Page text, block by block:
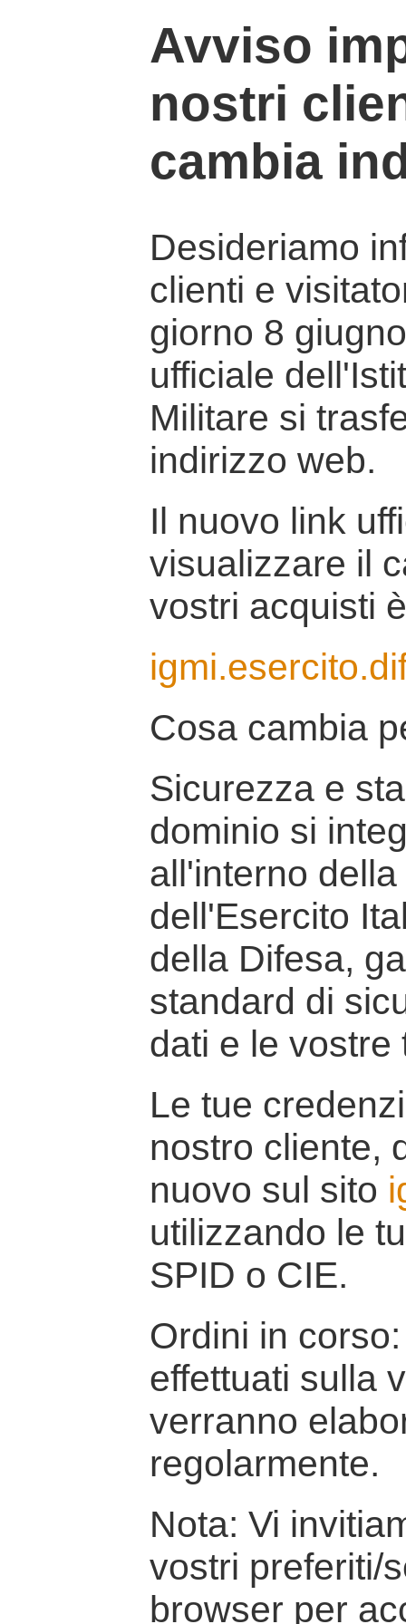
Avviso
nostri
cambia
Desideriamo
clienti e
giorno 8
ufficiale
Militare si
indirizzo web.
Il nuovo link
visualizzare il
vostri acquisti
Cosa cambia
Sicurezza e
dominio si
all'interno
dell'Esercito
della Difesa,
standard di
dati e le vostre
Le tue
nostro cliente,
nuovo sul sito
utilizzando le
SPID o CIE.
Ordini in
effettuati sulla
verranno
regolarmente.
Nota: Vi
vostri preferiti/
browser per